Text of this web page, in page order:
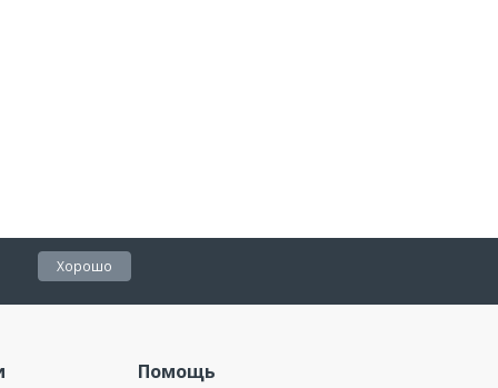
Хорошо
Помощь